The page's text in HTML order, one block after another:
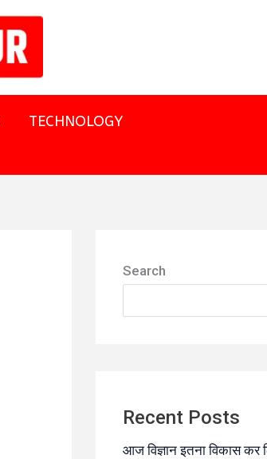
TECHNOLOGY
Search
Recent Posts
आज विज्ञान इतना विकास कर